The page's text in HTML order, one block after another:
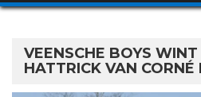
VEENSCHE BOYS
HATTRICK VAN CORNÉ